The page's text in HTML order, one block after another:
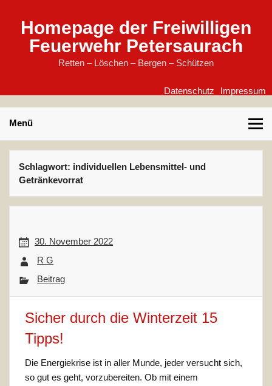
contentHomepage der Freiwilligen
Feuerwehr Petersaurach
Retten – Löschen – Bergen – Schützen
Datenschutz Impressum
Menü
Schlagwort: individuellen Lebensmittel- und
Getränkevorrat
30. November 2022
R G
Beitrag
Sicher durch die Winterzeit 15
Tipps!
Die Energiekrise ist in aller Munde, jeder versucht sich,
so gut es geht, vorzubereiten. Ob mit einem